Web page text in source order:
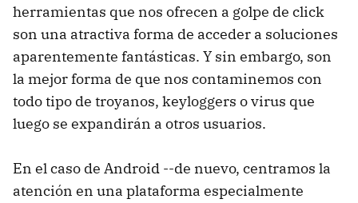
herramientas que nos ofrecen a golpe de click
son una atractiva forma de acceder a soluciones
aparentemente fantásticas. Y sin embargo, son
la mejor forma de que nos contaminemos con
todo tipo de troyanos, keyloggers o virus que
luego se expandirán a otros usuarios.
En el caso de Android --de nuevo, centramos la
atención en una plataforma especialmente